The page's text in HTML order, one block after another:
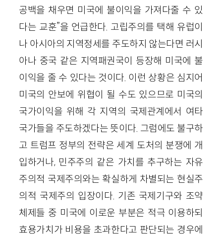
공백을 채우면 미국에 불이익을 가져다줄 수 있
다는 교훈”을 언급한다. 고립주의를 택해 유럽이
나 아시아의 지역정세를 주도하지 않는다면 러시
아나 중국 같은 지역패권국이 등장해 미국에 불
이익을 줄 수 있다는 것이다. 이런 상황은 심지어
미국의 안보에 위협이 될 수도 있으므로 미국의
국가이익을 위해 각 지역의 국제관계에서 여타
국가들을 주도하겠다는 뜻이다. 그럼에도 불구하
고 트럼프 정부의 전략은 세계 도처의 분쟁에 개
입하거나, 민주주의 같은 가치를 추구하는 자유
주의적 국제주의와는 확실하게 차별되는 현실주
의적 국제주의 입장이다. 기존 국제기구와 조약
체제들 중 미국에 이로운 부분은 적극 이용하되
효용가치가 비용을 초과한다고 판단되는 경우에